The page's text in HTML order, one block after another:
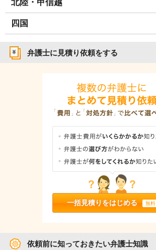
北陸・甲信越
四国
弁護士に見積り依頼をする
一括見積りをはじめる 無料
依頼前に知っておきたい弁護士知識